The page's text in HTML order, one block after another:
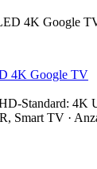
4K Google TV
Standard: 4K
Smart TV ·